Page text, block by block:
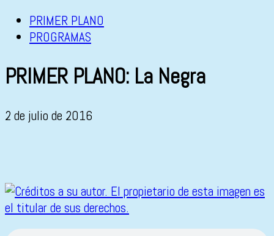
PRIMER PLANO
PROGRAMAS
PRIMER PLANO: La Negra
2 de julio de 2016